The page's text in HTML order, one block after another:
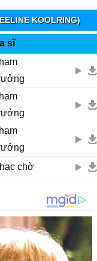
KOOLRING)
sĩ
chờ